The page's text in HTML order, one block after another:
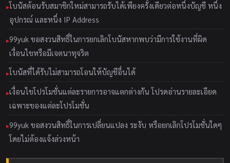
โบนัสต้อนรับสมาชิกใหม่สามารถรับได้เพียงครั้งเดียวต่อหนึ่งบัญชี หนึ่ง
อุปกรณ์ และหนึ่ง IP Address
99yuk ขอสงวนสิทธิ์ในการยกเลิกโบนัสหากพบว่ามีการใช้งานที่ผิด
เงื่อนไขหรือมีเจตนาทุจริต
โบนัสที่ได้รับไม่สามารถโอนให้บัญชีอื่นได้
เงื่อนไขโปรโมชั่นแต่ละรายการอาจแตกต่างกัน โปรดอ่านรายละเอียด
เฉพาะของแต่ละโปรโมชั่น
99yuk ขอสงวนสิทธิ์ในการเปลี่ยนแปลง ระงับ หรือยกเลิกโปรโมชั่นใดๆ
โดยไม่ต้องแจ้งล่วงหน้า